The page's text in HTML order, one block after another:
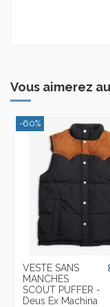
Vous aimerez
-60%
VESTE SANS
MANCHES
SCOUT PUFFER -
Deus Ex Machina